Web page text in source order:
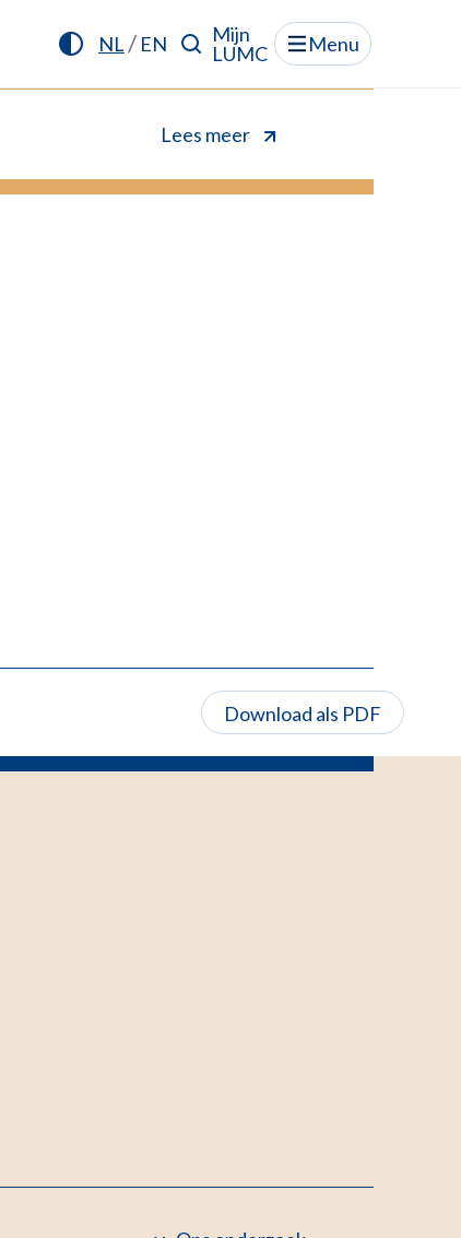
NL/ EN
Mijn
LUMC
Menu
Lees meer
Download als PDF